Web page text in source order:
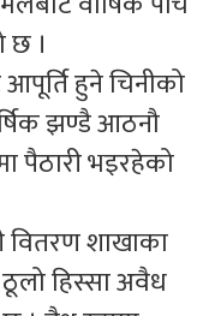
छ ।
हुने चिनीको
झण्डै आठनौ
पैठारी भइरहेको
शाखाका
हिस्सा अवैध